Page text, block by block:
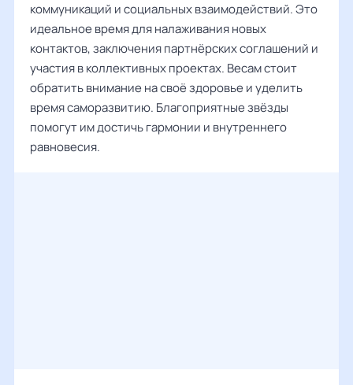
коммуникаций и социальных взаимодействий. Это
идеальное время для налаживания новых
контактов, заключения партнёрских соглашений и
участия в коллективных проектах. Весам стоит
обратить внимание на своё здоровье и уделить
время саморазвитию. Благоприятные звёзды
помогут им достичь гармонии и внутреннего
равновесия.